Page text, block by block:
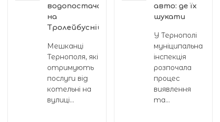
водопостачання
на
Тролейбусній
Мешканці
Тернополя, які
отримують
послуги від
котельні на
вулиці...
авто: де їх
шукати
У Тернополі
муніципальна
інспекція
розпочала
процес
виявлення
та...